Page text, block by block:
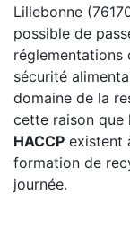
Lillebonne
possible de
réglementations
sécurité
domaine de la
cette raison que
HACCP existent
formation de
journée.